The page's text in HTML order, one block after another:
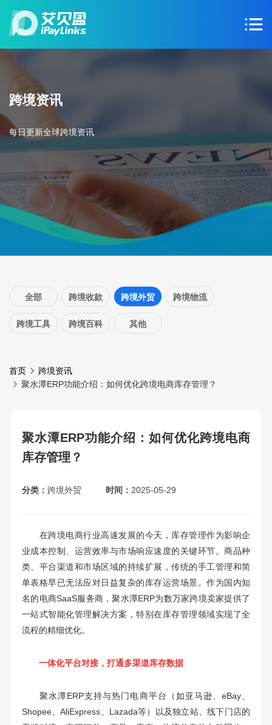
跨境资讯
每日更新全球跨境资讯
全部 跨境收款 跨境外贸 跨境物流
跨境工具 跨境百科 其他
首页
跨境资讯
聚水潭ERP功能介绍：如何优化跨境电商库存管理？
聚水潭ERP功能介绍：如何优化跨境电商
库存管理？
分类： 跨境外贸 时间： 2025-05-29
在跨境电商行业高速发展的今天，库存管理作为影响企
业成本控制、运营效率与市场响应速度的关键环节。商品种
类、平台渠道和市场区域的持续扩展，传统的手工管理和简
单表格早已无法应对日益复杂的库存运营场景。作为国内知
名的电商SaaS服务商，聚水潭ERP为数万家跨境卖家提供了
一站式智能化管理解决方案，特别在库存管理领域实现了全
流程的精细优化。
一体化平台对接，打通多渠道库存数据
聚水潭ERP支持与热门电商平台（如亚马逊、eBay、
Shopee、AliExpress、Lazada等）以及独立站、线下门店的